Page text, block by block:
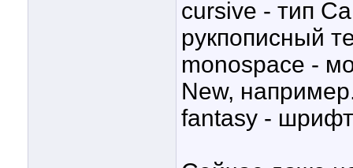
cursive - тип
рукпописный
monospace -
New,
fantasy -